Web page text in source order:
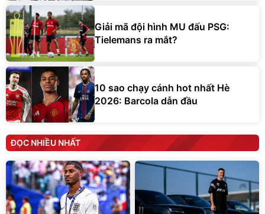
Giải mã đội hình MU đấu PSG:
Tielemans ra mắt?
10 sao chạy cánh hot nhất Hè
2026: Barcola dẫn đầu
ĐỌC NHIỀU NHẤT